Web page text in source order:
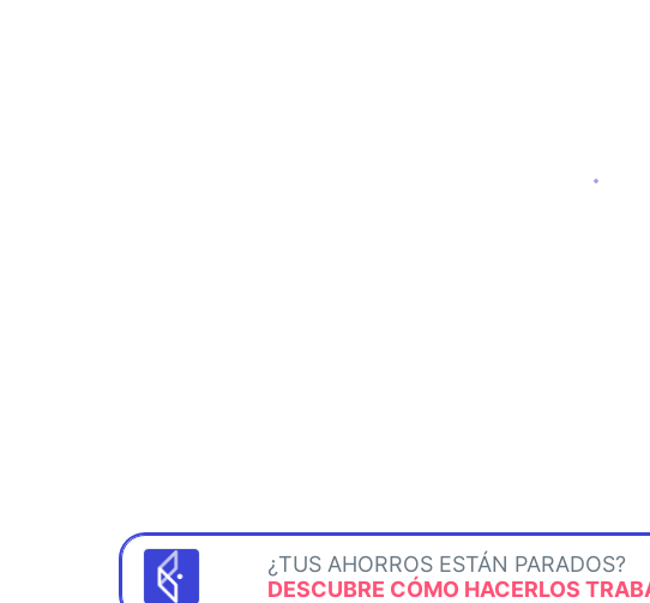
¿TUS AHORROS ESTÁN PARADOS?
DESCUBRE CÓMO HACERLOS